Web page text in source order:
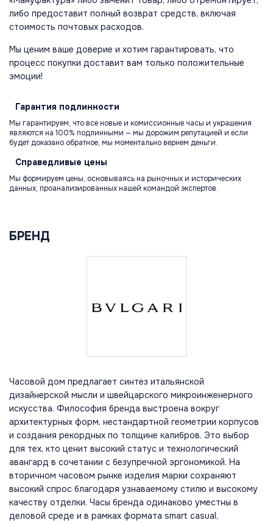
либо предоставит полный возврат средств, включая
стоимость почтовых расходов.
Мы ценим ваше доверие и хотим гарантировать, что
процесс покупки доставит вам только положительные
эмоции!
Гарантия подлинности
Мы гарантируем, что все новые и комиссионные часы и украшения
являются на 100% подлинными — мы дорожим репутацией и если
будет доказано обратное, мы моментально вернем деньги.
Справедливые цены
Мы формируем цены, основываясь на рыночных и исторических
данных, проанализированных нашей командой экспертов.
БРЕНД
Часовой дом предлагает синтез итальянской
дизайнерской мысли и швейцарского микроинженерного
искусства. Философия бренда выстроена вокруг
архитектурных форм, нестандартной геометрии корпусов
и создания рекордных по толщине калибров. Это выбор
для тех, кто ценит высокий статус и технологический
авангард в сочетании с безупречной эргономикой. На
вторичном часовом рынке изделия марки сохраняют
высокий спрос благодаря узнаваемому стилю и высокому
качеству отделки. Часы бренда одинаково уместны в
деловой среде и в рамках формата smart casual,